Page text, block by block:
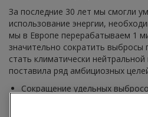
За последние 30 лет мы смогли
использование энергии,
мы в Европе перерабатываем 1
значительно сократить
стать климатически
поставила ряд амбициозных
Сокращение удельных